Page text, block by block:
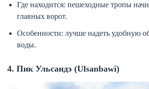
Где находится: пешеходные тропы
главных ворот.
Особенности: лучше надеть удобную
воды.
4. Пик Ульсандэ (Ulsanbawi)